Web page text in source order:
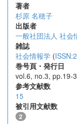
著者
杉原 名穂子
出版者
一般社団法人 社会
雑誌
社会情報学 (
巻号頁・発行日
vol.6, no.3, pp.19-
参考文献数
15
被引用文献数
2